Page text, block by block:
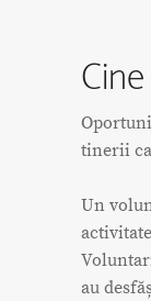
tinerii
Un
au